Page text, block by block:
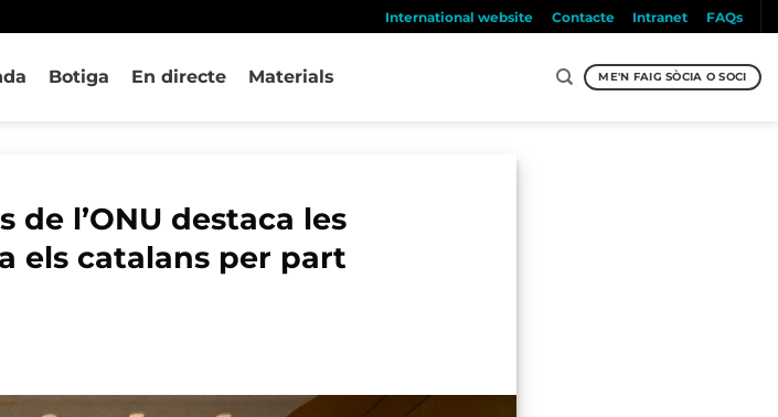
International website Contacte Intranet FAQs
Botiga En directe Materials ME'N FAIG SÒCIA O SOCI
de l’ONU destaca les
els catalans per part